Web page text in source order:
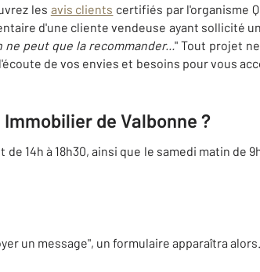
les avis clients certifiés par l'organisme
d'une cliente vendeuse ayant sollicité
peut que la recommander... " Tout projet
l'écoute de vos envies et besoins pour vous
de Valbonne ?
14h à 18h30, ainsi que le samedi matin de
un message", un formulaire apparaîtra alors.